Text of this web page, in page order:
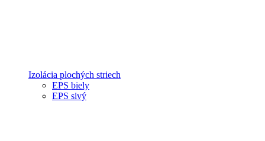
Izolácia plochých striech
EPS biely
EPS sivý